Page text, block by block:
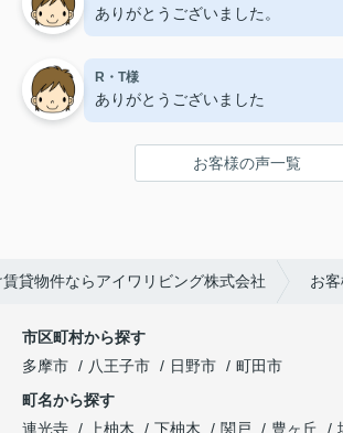
ありがとうございました。
R・T様
ありがとうございました
お客様の声一覧
貸物件ならアイワリビング株式会社 お
市区町村から探す
多摩市
八王子市 日野市
町田市
町名から探す
連光寺
上柚木 下柚木 関戸 豊ヶ丘